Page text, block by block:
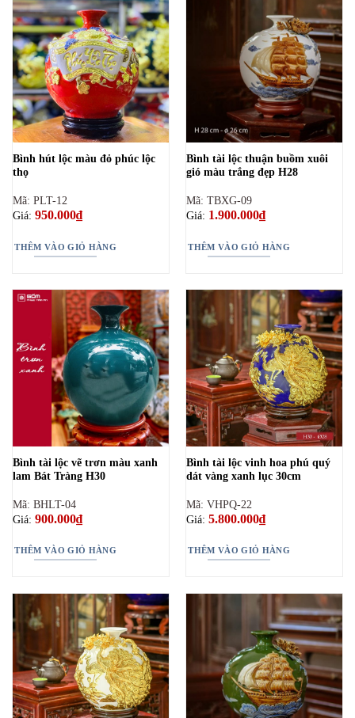
Bình hút lộc màu đỏ phúc lộc
thọ
Mã: PLT-12
Giá: 950.000₫
THÊM VÀO GIỎ HÀNG
Bình tài lộc thuận buồm xuôi
gió màu trắng đẹp H28
Mã: TBXG-09
Giá: 1.900.000₫
THÊM VÀO GIỎ HÀNG
Bình tài lộc vẽ trơn màu xanh
lam Bát Tràng H30
Mã: BHLT-04
Giá: 900.000₫
THÊM VÀO GIỎ HÀNG
Bình tài lộc vinh hoa phú quý
dát vàng xanh lục 30cm
Mã: VHPQ-22
Giá: 5.800.000₫
THÊM VÀO GIỎ HÀNG